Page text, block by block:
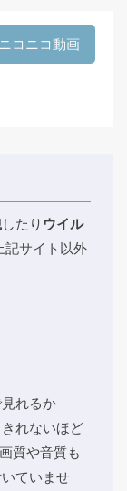
ニコニコ動画
したり ウイル
記サイト以外
れるか
れないほど
質や音質も
ていませ